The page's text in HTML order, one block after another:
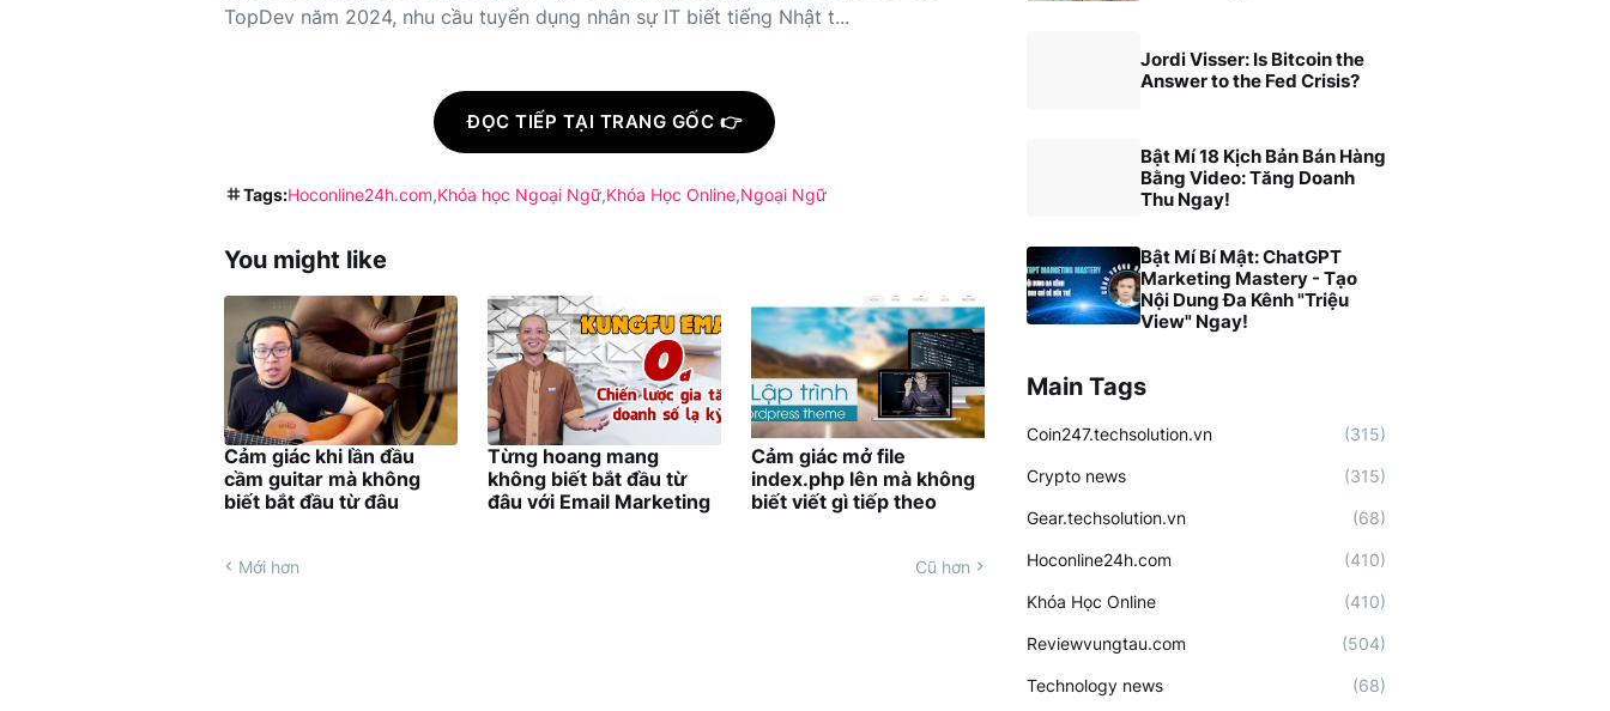
TopDev năm 2024, nhu cầu tuyển dụng nhân sự IT biết tiếng Nhật t...
ĐỌC TIẾP TẠI TRANG GỐC 👉
Tags:Hoconline24h.com Khóa học Ngoại Ngữ Khóa Học Online Ngoại Ngữ
You might like
Cảm giác khi lần đầu
cầm guitar mà không
biết bắt đầu từ đâu
Từng hoang mang
không biết bắt đầu từ
đâu với Email Marketing
Cảm giác mở file
index.php lên mà không
biết viết gì tiếp theo
Mới hơn Cũ hơn
Jordi Visser: Is Bitcoin the
Answer to the Fed Crisis?
Bật Mí 18 Kịch Bản Bán Hàng
Bằng Video: Tăng Doanh
Thu Ngay!
Bật Mí Bí Mật: ChatGPT
Marketing Mastery - Tạo
Nội Dung Đa Kênh "Triệu
View" Ngay!
Main Tags
Coin247.techsolution.vn (315)
Crypto news (315)
Gear.techsolution.vn (68)
Hoconline24h.com (410)
Khóa Học Online (410)
Reviewvungtau.com (504)
Technology news (68)